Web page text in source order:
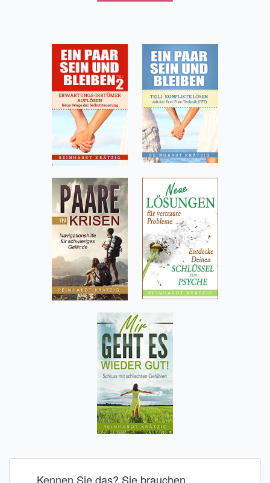
Kennen Sie das? Sie brauchen